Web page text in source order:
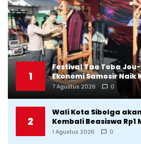
1
Festival Tao Toba
Ekonomi Samosir Naik
Pariwisata Menjadi
Pertumbuhan
7 Agustus 2026 0
2
Wali Kota Sibolga
Kembali Beasiswa Rp1
Diproritaskan
1 Agustus 2026 0